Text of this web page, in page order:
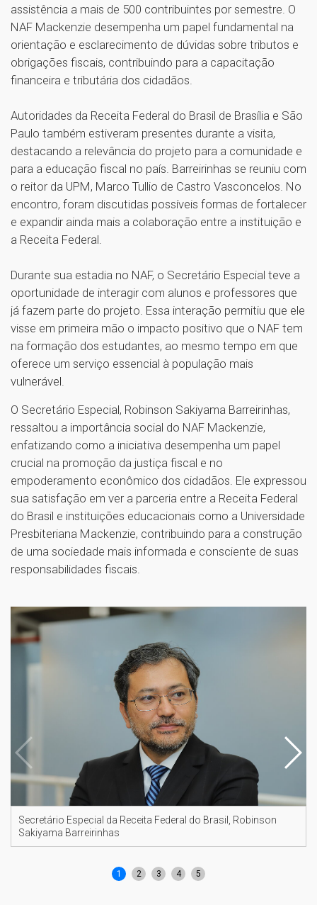
assistência a mais de 500 contribuintes por semestre. O
NAF Mackenzie desempenha um papel fundamental na
orientação e esclarecimento de dúvidas sobre tributos e
obrigações fiscais, contribuindo para a capacitação
financeira e tributária dos cidadãos.
Autoridades da Receita Federal do Brasil de Brasília e São
Paulo também estiveram presentes durante a visita,
destacando a relevância do projeto para a comunidade e
para a educação fiscal no país. Barreirinhas se reuniu com
o reitor da UPM, Marco Tullio de Castro Vasconcelos. No
encontro, foram discutidas possíveis formas de fortalecer
e expandir ainda mais a colaboração entre a instituição e
a Receita Federal.
Durante sua estadia no NAF, o Secretário Especial teve a
oportunidade de interagir com alunos e professores que
já fazem parte do projeto. Essa interação permitiu que ele
visse em primeira mão o impacto positivo que o NAF tem
na formação dos estudantes, ao mesmo tempo em que
oferece um serviço essencial à população mais
vulnerável.
O Secretário Especial, Robinson Sakiyama Barreirinhas,
ressaltou a importância social do NAF Mackenzie,
enfatizando como a iniciativa desempenha um papel
crucial na promoção da justiça fiscal e no
empoderamento econômico dos cidadãos. Ele expressou
sua satisfação em ver a parceria entre a Receita Federal
do Brasil e instituições educacionais como a Universidade
Presbiteriana Mackenzie, contribuindo para a construção
de uma sociedade mais informada e consciente de suas
responsabilidades fiscais.
Secretário Especial da Receita Federal do Brasil, Robinson
Sakiyama Barreirinhas
1 2 3 4 5